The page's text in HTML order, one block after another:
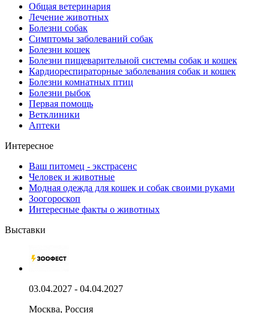
Общая ветеринария
Лечение животных
Болезни собак
Симптомы заболеваний собак
Болезни кошек
Болезни пищеварительной системы собак и кошек
Кардиореспираторные заболевания собак и кошек
Болезни комнатных птиц
Болезни рыбок
Первая помощь
Ветклиники
Аптеки
Интересное
Ваш питомец - экстрасенс
Человек и животные
Модная одежда для кошек и собак своими руками
Зоогороскоп
Интересные факты о животных
Выставки
03.04.2027 - 04.04.2027
Москва, Россия